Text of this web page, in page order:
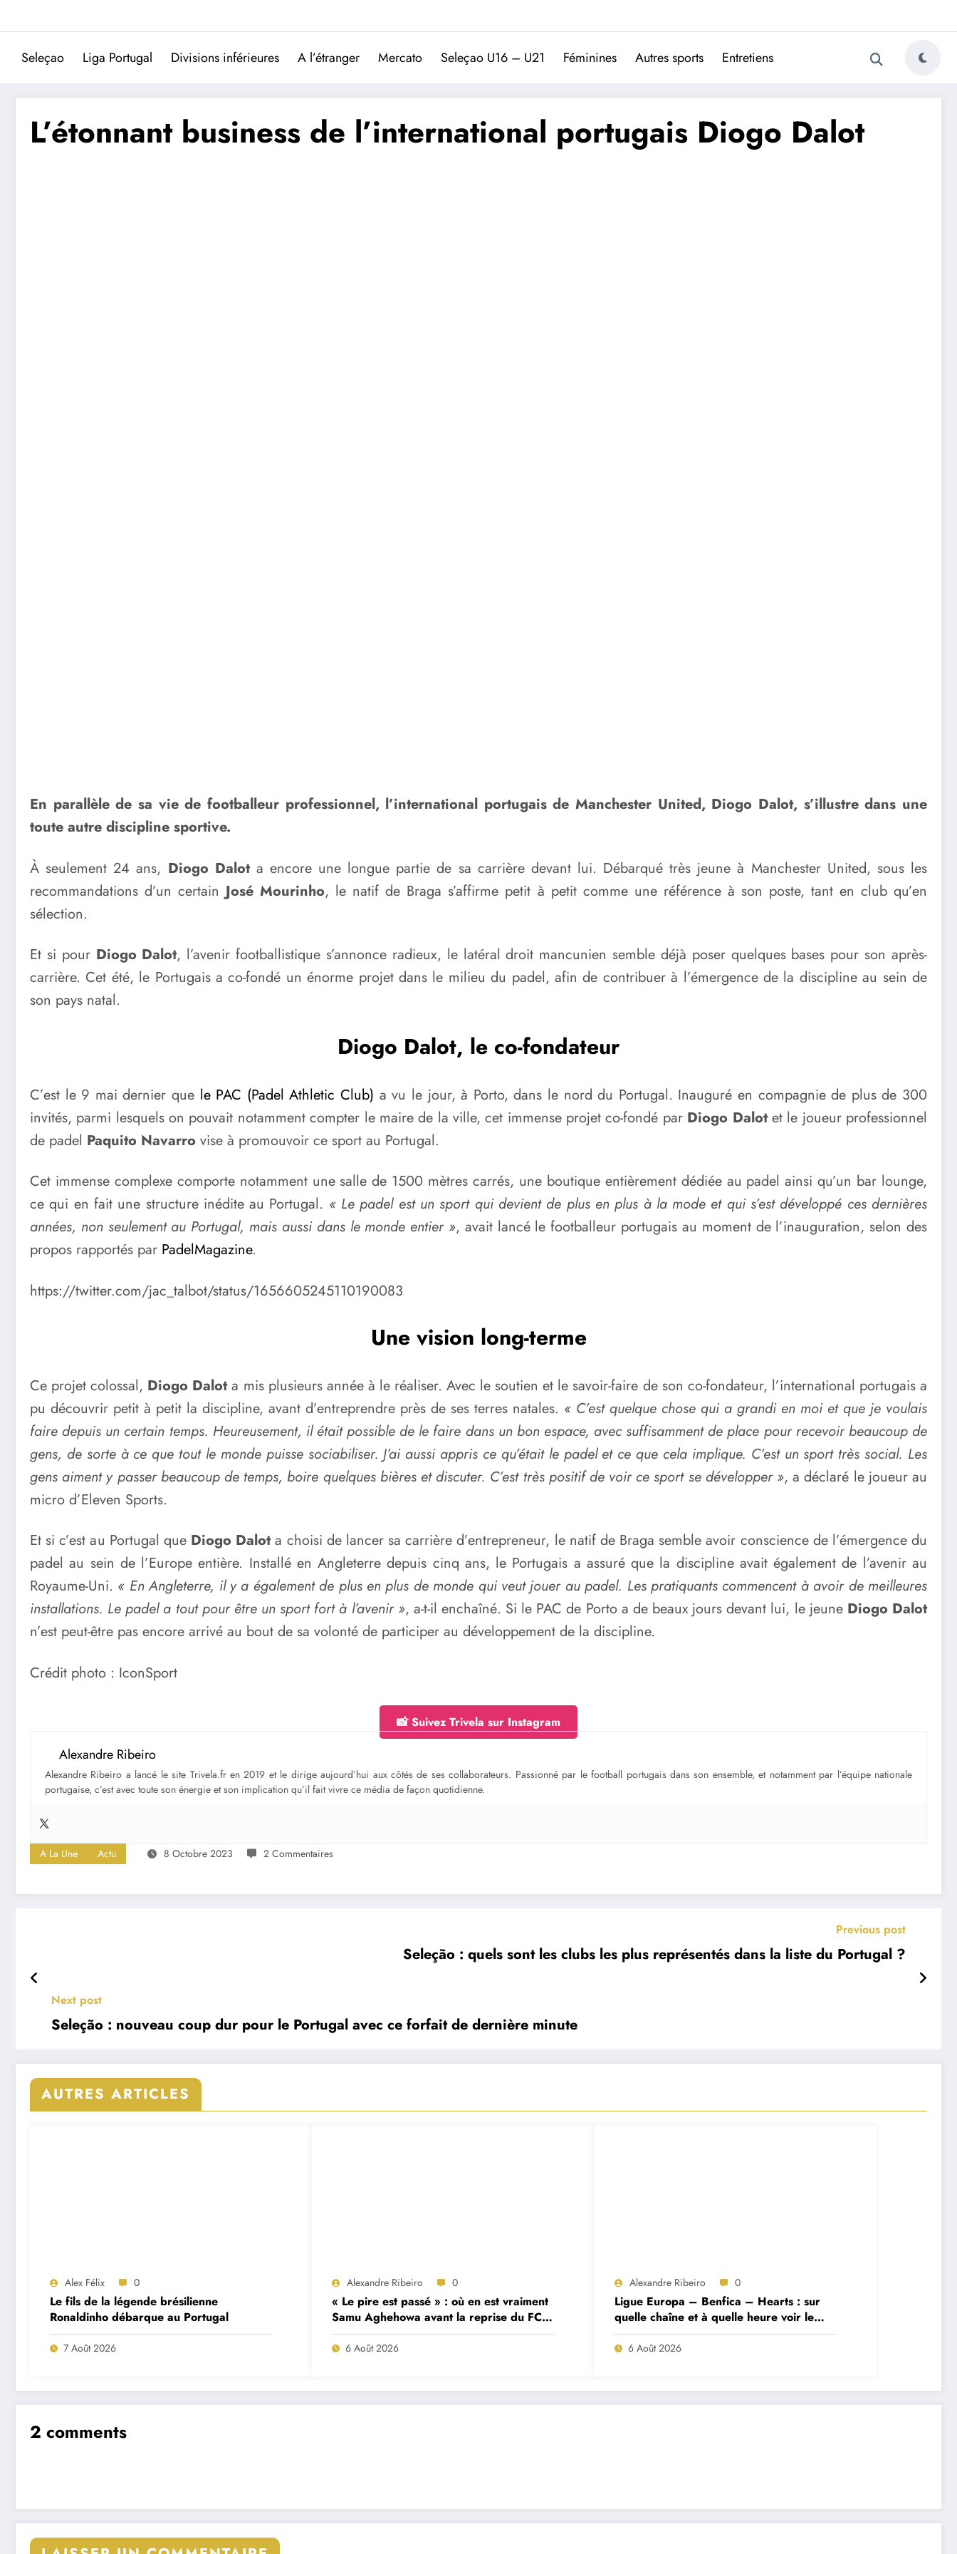
Trivela
L'actualité du football portugais
Seleçao Liga Portugal Divisions inférieures A l’étranger Mercato Seleçao U16 – U21 Féminines Autres sports Entretiens
L’étonnant business de l’international portugais Diogo Dalot
En parallèle de sa vie de footballeur professionnel, l’international portugais de Manchester United, Diogo Dalot, s’illustre dans une
toute autre discipline sportive.
À seulement 24 ans, Diogo Dalota encore une longue partie de sa carrière devant lui. Débarqué très jeune à Manchester United, sous les
recommandations d’un certain José Mourinho, le natif de Braga s’affirme petit à petit comme une référence à son poste, tant en club qu’en
sélection.
Et si pour Diogo Dalot, l’avenir footballistique s’annonce radieux, le latéral droit mancunien semble déjà poser quelques bases pour son après-
carrière. Cet été, le Portugais a co-fondé un énorme projet dans le milieu du padel, afin de contribuer à l’émergence de la discipline au sein de
son pays natal.
Diogo Dalot, le co-fondateur
C’est le 9 mai dernier que le PAC (Padel Athletic Club) a vu le jour, à Porto, dans le nord du Portugal. Inauguré en compagnie de plus de 300
invités, parmi lesquels on pouvait notamment compter le maire de la ville, cet immense projet co-fondé par Diogo Dalotet le joueur professionnel
de padel Paquito Navarro vise à promouvoir ce sport au Portugal.
Cet immense complexe comporte notamment une salle de 1500 mètres carrés, une boutique entièrement dédiée au padel ainsi qu’un bar lounge,
ce qui en fait une structure inédite au Portugal. « Le padel est un sport qui devient de plus en plus à la mode et qui s’est développé ces dernières
années, non seulement au Portugal, mais aussi dans le monde entier », avait lancé le footballeur portugais au moment de l’inauguration, selon des
propos rapportés par PadelMagazine.
https://twitter.com/jac_talbot/status/1656605245110190083
Une vision long-terme
Ce projet colossal, Diogo Dalota mis plusieurs année à le réaliser. Avec le soutien et le savoir-faire de son co-fondateur, l’international portugais a
pu découvrir petit à petit la discipline, avant d’entreprendre près de ses terres natales. « C’est quelque chose qui a grandi en moi et que je voulais
faire depuis un certain temps. Heureusement, il était possible de le faire dans un bon espace, avec suffisamment de place pour recevoir beaucoup de
gens, de sorte à ce que tout le monde puisse sociabiliser. J’ai aussi appris ce qu’était le padel et ce que cela implique. C’est un sport très social. Les
gens aiment y passer beaucoup de temps, boire quelques bières et discuter. C’est très positif de voir ce sport se développer », a déclaré le joueur au
micro d’Eleven Sports.
Et si c’est au Portugal que Diogo Dalota choisi de lancer sa carrière d’entrepreneur, le natif de Braga semble avoir conscience de l’émergence du
padel au sein de l’Europe entière. Installé en Angleterre depuis cinq ans, le Portugais a assuré que la discipline avait également de l’avenir au
Royaume-Uni. « En Angleterre, il y a également de plus en plus de monde qui veut jouer au padel. Les pratiquants commencent à avoir de meilleures
installations. Le padel a tout pour être un sport fort à l’avenir », a-t-il enchaîné. Si le PAC de Porto a de beaux jours devant lui, le jeune Diogo Dalot
n’est peut-être pas encore arrivé au bout de sa volonté de participer au développement de la discipline.
Crédit photo : IconSport
📸 Suivez Trivela sur Instagram
Alexandre Ribeiro
Alexandre Ribeiro a lancé le site Trivela.fr en 2019 et le dirige aujourd’hui aux côtés de ses collaborateurs. Passionné par le football portugais dans son ensemble, et notamment par l’équipe nationale
portugaise, c’est avec toute son énergie et son implication qu’il fait vivre ce média de façon quotidienne.
A La Une Actu 8 Octobre 2023 2 Commentaires
Previous post
Seleção : quels sont les clubs les plus représentés dans la liste du Portugal ?
Next post
Seleção : nouveau coup dur pour le Portugal avec ce forfait de dernière minute
AUTRES ARTICLES
Alex Félix 0
Le fils de la légende brésilienne
Ronaldinho débarque au Portugal
7 Août 2026
Alexandre Ribeiro 0
« Le pire est passé » : où en est vraiment
Samu Aghehowa avant la reprise du FC
Porto ?
6 Août 2026
Alexandre Ribeiro 0
Ligue Europa – Benfica – Hearts : sur
quelle chaîne et à quelle heure voir le
match ?
6 Août 2026
2 comments